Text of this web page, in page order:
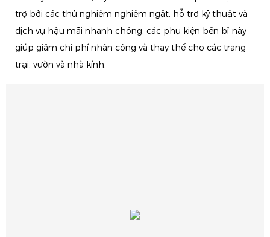
trợ bởi các thử nghiệm nghiêm ngặt, hỗ trợ kỹ thuật và
dịch vụ hậu mãi nhanh chóng, các phụ kiện bền bỉ này
giúp giảm chi phí nhân công và thay thế cho các trang
trại, vườn và nhà kính.